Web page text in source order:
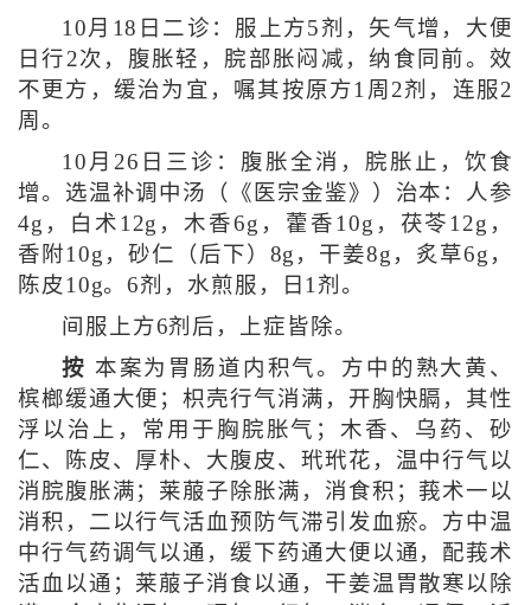
10月18日二诊：服上方5剂，矢气增，大便
日行2次，腹胀轻，脘部胀闷减，纳食同前。效
不更方，缓治为宜，嘱其按原方1周2剂，连服2
周。
10月26日三诊：腹胀全消，脘胀止，饮食
增。选温补调中汤（《医宗金鉴》）治本：人参
4g，白术12g，木香6g，藿香10g，茯苓12g，
香附10g，砂仁（后下）8g，干姜8g，炙草6g，
陈皮10g。6剂，水煎服，日1剂。
间服上方6剂后，上症皆除。
按 本案为胃肠道内积气。方中的熟大黄、
槟榔缓通大便；枳壳行气消满，开胸快膈，其性
浮以治上，常用于胸脘胀气；木香、乌药、砂
仁、陈皮、厚朴、大腹皮、玳玳花，温中行气以
消脘腹胀满；莱菔子除胀满，消食积；莪术一以
消积，二以行气活血预防气滞引发血瘀。方中温
中行气药调气以通，缓下药通大便以通，配莪术
活血以通；莱菔子消食以通，干姜温胃散寒以除